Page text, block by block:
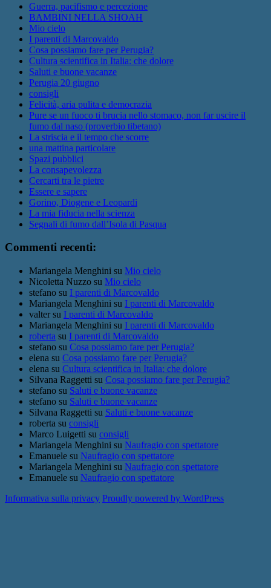
Guerra, pacifismo e percezione
BAMBINI NELLA SHOAH
Mio cielo
I parenti di Marcovaldo
Cosa possiamo fare per Perugia?
Cultura scientifica in Italia: che dolore
Saluti e buone vacanze
Perugia 20 giugno
consigli
Felicità, aria pulita e democrazia
Pure se un fuoco ti brucia nello stomaco, non far uscire il
fumo dal naso (proverbio tibetano)
La striscia e il tempo che scorre
una mattina particolare
Spazi pubblici
La consapevolezza
Cercarti tra le pietre
Essere e sapere
Gorino, Diogene e Leopardi
La mia fiducia nella scienza
Segnali di fumo dall’Isola di Pasqua
Commenti recenti:
Mariangela Menghini su Mio cielo
Nicoletta Nuzzo su Mio cielo
stefano su I parenti di Marcovaldo
Mariangela Menghini su I parenti di Marcovaldo
valtersu I parenti di Marcovaldo
Mariangela Menghini su I parenti di Marcovaldo
roberta su I parenti di Marcovaldo
stefano su Cosa possiamo fare per Perugia?
elena su Cosa possiamo fare per Perugia?
elena su Cultura scientifica in Italia: che dolore
Silvana Raggetti su Cosa possiamo fare per Perugia?
stefano su Saluti e buone vacanze
stefano su Saluti e buone vacanze
Silvana Raggetti su Saluti e buone vacanze
roberta su consigli
Marco Luigetti su consigli
Mariangela Menghini su Naufragio con spettatore
Emanuele su Naufragio con spettatore
Mariangela Menghini su Naufragio con spettatore
Emanuele su Naufragio con spettatore
Informativa sulla privacy Proudly powered by WordPress